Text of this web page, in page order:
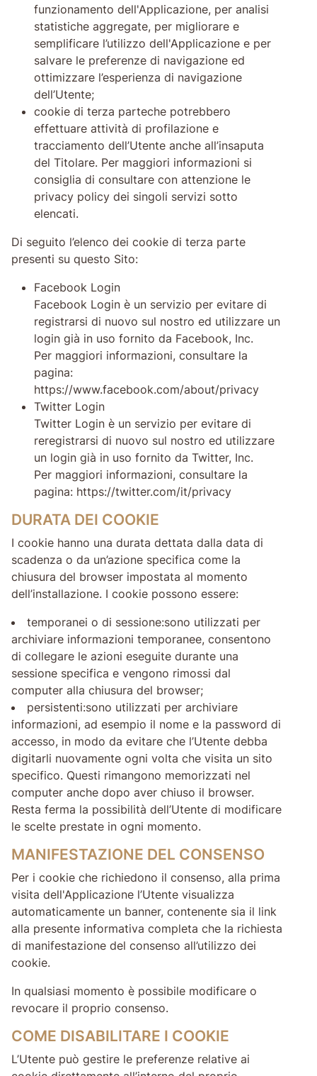
funzionamento dell'Applicazione, per analisi
statistiche aggregate, per migliorare e
semplificare l’utilizzo dell'Applicazione e per
salvare le preferenze di navigazione ed
ottimizzare l’esperienza di navigazione
dell’Utente;
cookie di terza parteche potrebbero
effettuare attività di profilazione e
tracciamento dell’Utente anche all’insaputa
del Titolare. Per maggiori informazioni si
consiglia di consultare con attenzione le
privacy policy dei singoli servizi sotto
elencati.
Di seguito l’elenco dei cookie di terza parte
presenti su questo Sito:
Facebook Login
Facebook Login è un servizio per evitare di
registrarsi di nuovo sul nostro ed utilizzare un
login già in uso fornito da Facebook, Inc.
Per maggiori informazioni, consultare la
pagina:
https://www.facebook.com/about/privacy
Twitter Login
Twitter Login è un servizio per evitare di
reregistrarsi di nuovo sul nostro ed utilizzare
un login già in uso fornito da Twitter, Inc.
Per maggiori informazioni, consultare la
pagina: https://twitter.com/it/privacy
DURATA DEI COOKIE
I cookie hanno una durata dettata dalla data di
scadenza o da un’azione specifica come la
chiusura del browser impostata al momento
dell’installazione. I cookie possono essere:
temporanei o di sessione:sono utilizzati per
archiviare informazioni temporanee, consentono
di collegare le azioni eseguite durante una
sessione specifica e vengono rimossi dal
computer alla chiusura del browser;
persistenti:sono utilizzati per archiviare
informazioni, ad esempio il nome e la password di
accesso, in modo da evitare che l’Utente debba
digitarli nuovamente ogni volta che visita un sito
specifico. Questi rimangono memorizzati nel
computer anche dopo aver chiuso il browser.
Resta ferma la possibilità dell’Utente di modificare
le scelte prestate in ogni momento.
MANIFESTAZIONE DEL CONSENSO
Per i cookie che richiedono il consenso, alla prima
visita dell'Applicazione l’Utente visualizza
automaticamente un banner, contenente sia il link
alla presente informativa completa che la richiesta
di manifestazione del consenso all’utilizzo dei
cookie.
In qualsiasi momento è possibile modificare o
revocare il proprio consenso.
COME DISABILITARE I COOKIE
L’Utente può gestire le preferenze relative ai